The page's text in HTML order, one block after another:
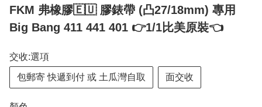
FKM 弗橡膠🇪🇺 膠錶帶 (凸27/18mm) 專用
Big Bang 411 441 401 👉1/1比美原裝👈
交收:選項
包郵寄 快遞到付 或 土瓜灣自取 面交收